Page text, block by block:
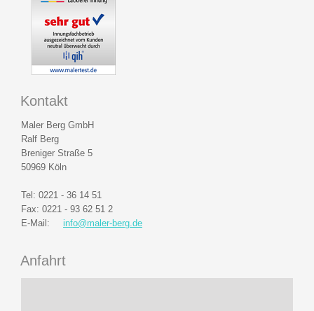
Kontakt
Maler Berg GmbH
Ralf Berg
Breniger Straße 5
50969 Köln
Tel: 0221 - 36 14 51
Fax: 0221 - 93 62 51 2
E-Mail:
info@maler-berg.de
Anfahrt